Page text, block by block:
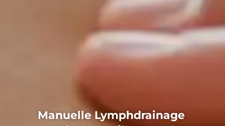
Manuelle Lymphdrainage